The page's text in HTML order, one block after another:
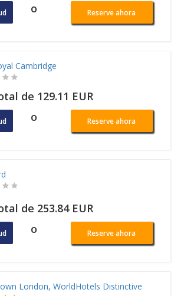
o Reserve ahora
Cambridge
de 129.11 EUR
o Reserve ahora
de 253.84 EUR
o Reserve ahora
London, WorldHotels Distinctive